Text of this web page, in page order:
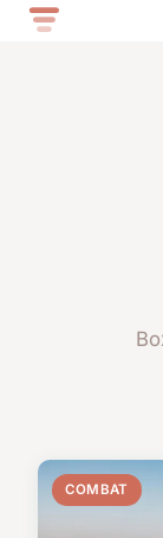
COMBAT